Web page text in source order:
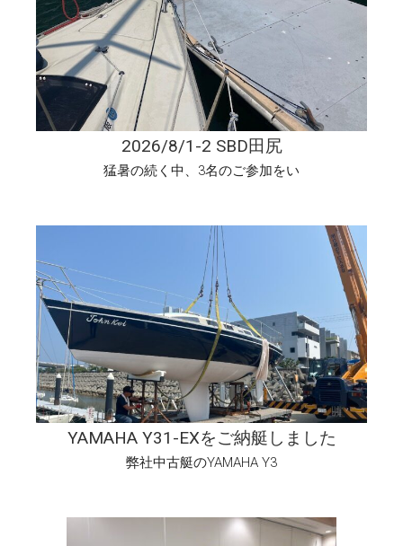
2026/8/1-2 SBD田尻
猛暑の続く中、3名のご参加をい
YAMAHA Y31-EXをご納艇しました
弊社中古艇のYAMAHA Y3